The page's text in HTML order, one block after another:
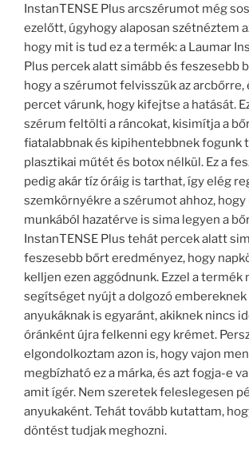
InstanTENSE Plus arcszérumot még
ezelőtt, úgyhogy alaposan szétnéztem
hogy mit is tud ez a termék: a Laumar
Plus percek alatt simább és feszesebb
hogy a szérumot felvisszük az arcbőrre,
percet várunk, hogy kifejtse a hatását.
szérum feltölti a ráncokat, kisimítja a
fiatalabbnak és kipihentebbnek fogunk
plasztikai műtét és botox nélkül. Ez a
pedig akár tíz óráig is tarthat, így elég
szemkörnyékre a szérumot ahhoz, hogy
munkából hazatérve is sima legyen a
InstanTENSE Plus tehát percek alatt
feszesebb bőrt eredményez, hogy
kelljen ezen aggódnunk. Ezzel a termék
segítséget nyújt a dolgozó embereknek
anyukáknak is egyaránt, akiknek nincs
óránként újra felkenni egy krémet.
elgondolkoztam azon is, hogy vajon
megbízható ez a márka, és azt fogja-e
amit ígér. Nem szeretek feleslegesen
anyukaként. Tehát tovább kutattam,
döntést tudjak meghozni.